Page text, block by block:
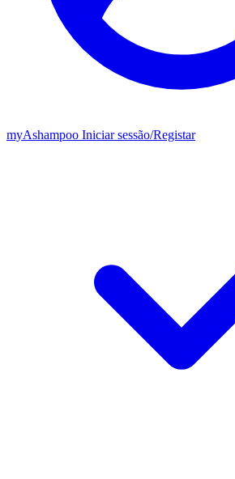
myAshampoo Iniciar sessão/Registar